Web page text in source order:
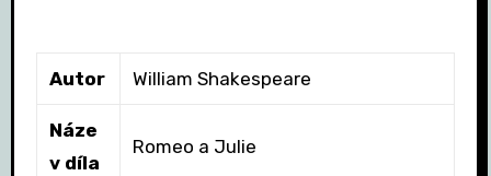
Autor William Shakespeare
Náze
v díla
Romeo a Julie